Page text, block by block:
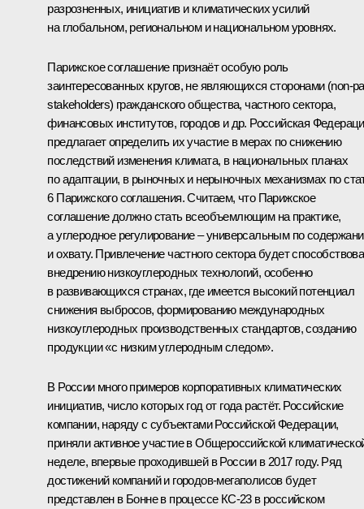
разрозненных, инициатив и климатических усилий
на глобальном, региональном и национальном уровнях.
Парижское соглашение признаёт особую роль
заинтересованных кругов, не являющихся сторонами (non-
stakeholders) гражданского общества, частного сектора,
финансовых институтов, городов и др. Российская
предлагает определить их участие в мерах по снижению
последствий изменения климата, в национальных планах
по адаптации, в рыночных и нерыночных механизмах по
6 Парижского соглашения. Считаем, что Парижское
соглашение должно стать всеобъемлющим на практике,
а углеродное регулирование – универсальным по
и охвату. Привлечение частного сектора будет
внедрению низкоуглеродных технологий, особенно
в развивающихся странах, где имеется высокий потенциал
снижения выбросов, формированию международных
низкоуглеродных производственных стандартов, созданию
продукции «с низким углеродным следом».
В России много примеров корпоративных климатических
инициатив, число которых год от года растёт. Российские
компании, наряду с субъектами Российской Федерации,
приняли активное участие в Общероссийской
неделе, впервые проходившей в России в 2017 году. Ряд
достижений компаний и городов-мегаполисов будет
представлен в Бонне в процессе КС-23 в российском